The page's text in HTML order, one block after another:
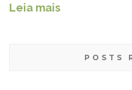
Leia mais
POSTS